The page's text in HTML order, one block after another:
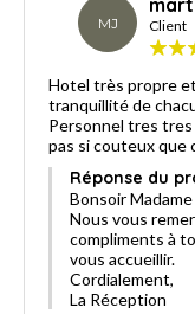
MJ Client
Hotel très propre
tranquillité de
Personnel tres tres
pas si couteux que
Réponse du
Bonsoir
Nous vous
compliments à
vous accueillir.
Cordialement,
La Réception